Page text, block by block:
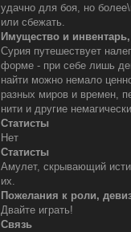
удачно для боя, но
или сбежать.
Имущество и
Сурия путешествует
форме - при себе лишь
найти можно немало
разных миров и времен,
нити и другие
Статисты
Нет
Статисты
Амулет, скрывающий
их.
Пожелания к роли,
Двайте играть!
Связь